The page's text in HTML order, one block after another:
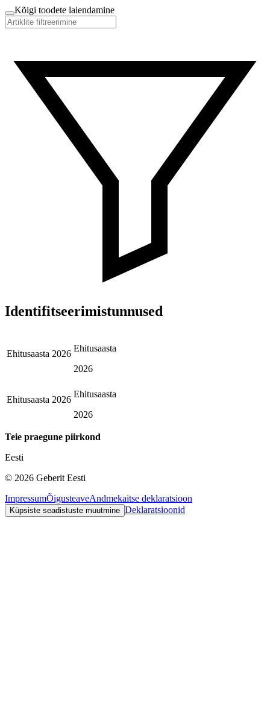
Kõigi toodete laiendamine
Identifitseerimistunnused
Ehitusaasta 2026
Ehitusaasta
2026
Ehitusaasta 2026
Ehitusaasta
2026
Teie praegune piirkond
Eesti
© 2026 Geberit Eesti
ImpressumÕigusteaveAndmekaitse deklaratsioon
Küpsiste seadistuste muutmine Deklaratsioonid